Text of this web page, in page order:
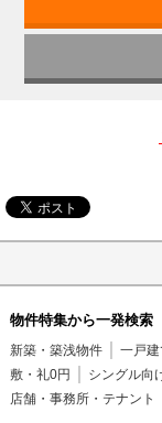
物件特集から一発検索
新築・築浅物件 一戸
敷・礼0円
シングル向
店舗・事務所・テナント